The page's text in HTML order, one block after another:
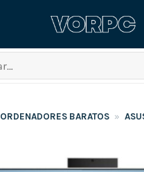
ORDENADORES BARATOS »